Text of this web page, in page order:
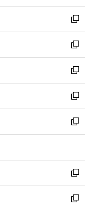
開
く
ウ
で
開
く
ン
ド
ウ
で
開
く
ウ
ィ
ン
ド
ウ
で
開
く
新
し
い
ウ
ィ
ン
ド
ウ
で
開
新
し
い
ウ
ィ
ン
ド
ウ
開
く
新
し
い
ウ
ィ
ン
ウ
で
開
く
新
し
い
ウ
ン
ド
ウ
で
新
し
ウ
ィ
ン
ド
新
し
い
新